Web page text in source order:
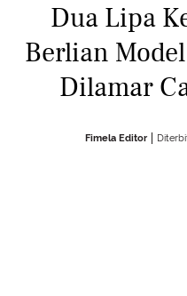
Dua Lipa
Berlian
Dilamar
Fimela Editor